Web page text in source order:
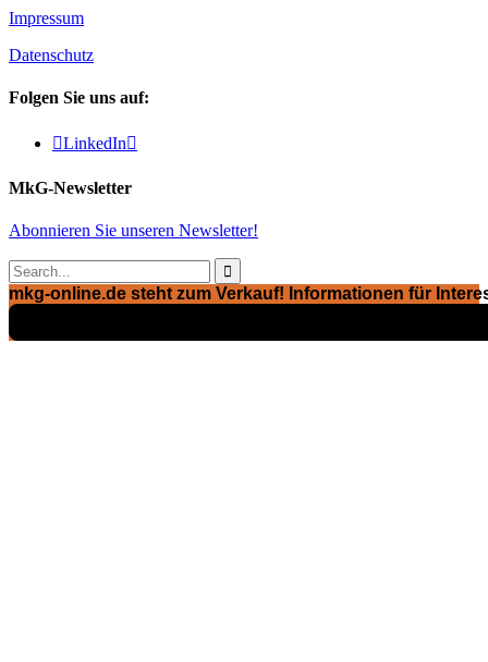
Impressum
Datenschutz
Folgen Sie uns auf:
LinkedIn
MkG-Newsletter
Abonnieren Sie unseren Newsletter!

mkg-online.de steht zum Verkauf! Informationen für